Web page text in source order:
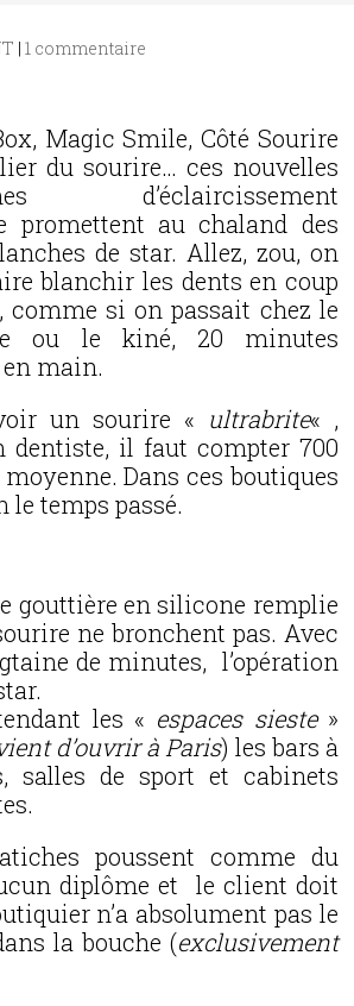
|1 commentaire
Magic Smile, Côté Sourire
du sourire… ces nouvelles
d’éclaircissement
promettent au chaland des
de star. Allez, zou, on
blanchir les dents en coup
comme si on passait chez le
ou le kiné, 20 minutes
main.
un sourire « ultrabrite« ,
dentiste, il faut compter 700
Dans ces boutiques
le temps passé.
gouttière en silicone remplie
ne bronchent pas. Avec
de minutes, l’opération
les « espaces sieste»
d’ouvrir à Paris) les bars à
salles de sport et cabinets
poussent comme du
diplôme et le client doit
n’a absolument pas le
la bouche (exclusivement